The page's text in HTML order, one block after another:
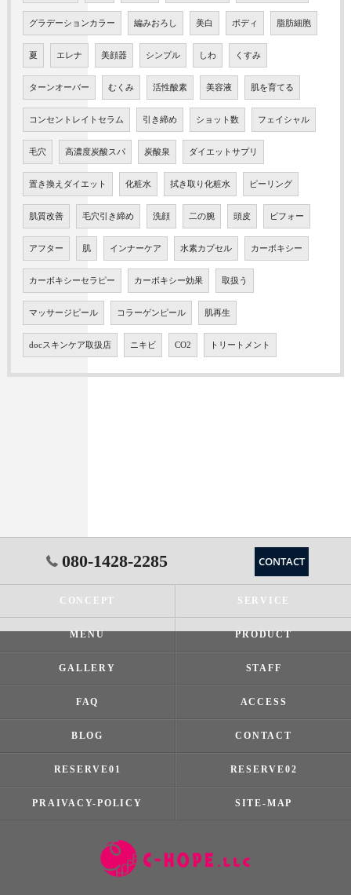
グラデーションカラー 編みおろし 美白 ボディ 脂肪細胞
夏 エレナ 美顔器 シンプル しわ くすみ
ターンオーバー むくみ 活性酸素 美容液 肌を育てる
コンセントレイトセラム 引き締め ショット数 フェイシャル
毛穴 高濃度炭酸スパ 炭酸泉 ダイエットサプリ
置き換えダイエット 化粧水 拭き取り化粧水 ピーリング
肌質改善 毛穴引き締め 洗顔 二の腕 頭皮 ビフォー
アフター 肌 インナーケア 水素カプセル カーボキシー
カーボキシーセラピー カーボキシー効果 取扱う
マッサージピール コラーゲンピール 肌再生
docスキンケア取扱店 ニキビ CO2 トリートメント
080-1428-2285 CONTACT
CONCEPT SERVICE
MENU PRODUCT
GALLERY STAFF
FAQ ACCESS
BLOG CONTACT
RESERVE01 RESERVE02
PRAIVACY-POLICY SITE-MAP